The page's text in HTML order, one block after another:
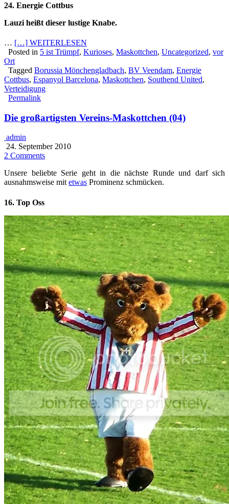
24. Energie Cottbus
Lauzi heißt dieser lustige Knabe.
… […] WEITERLESEN
Posted in 5 ist Trümpf, Kurioses, Maskottchen, Uncategorized, vor
Ort
Tagged Borussia Mönchengladbach, BV Veendam, Energie
Cottbus, Espanyol Barcelona, Maskottchen, Southend United,
Verteidigung
Permalink
Die großartigsten Vereins-Maskottchen (04)
admin
24. September 2010
2 Comments
Unsere beliebte Serie geht in die nächste Runde und darf sich
ausnahmsweise mitetwas Prominenz schmücken.
16. Top Oss